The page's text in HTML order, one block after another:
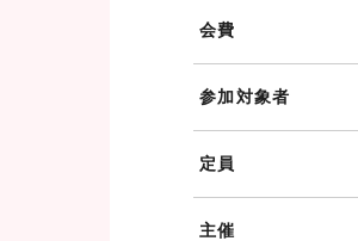
会費
参加対象者
定員
主催